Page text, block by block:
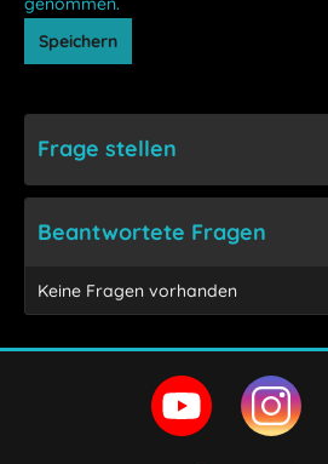
Speichern
Frage stellen
Beantwortete Fragen
Keine Fragen vorhanden